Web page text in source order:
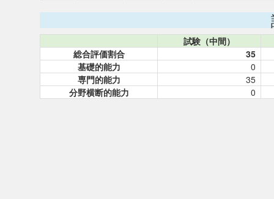
試験（中間）
総合評価割合
35
基礎的能力
0
専門的能力
35
分野横断的能力
0